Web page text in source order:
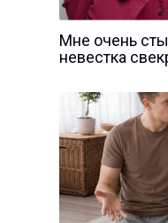
Мне очень
невестка